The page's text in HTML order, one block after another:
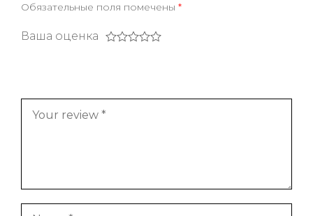
Обязательные поля помечены *
Ваша оценка